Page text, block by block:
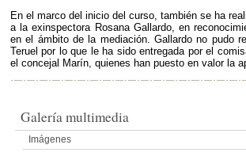
En el marco del inicio del curso, también se ha
a la exinspectora Rosana Gallardo, en
en el ámbito de la mediación. Gallardo no pudo
Teruel por lo que le ha sido entregada por el
el concejal Marín, quienes han puesto en valor la
Galería multimedia
Imágenes